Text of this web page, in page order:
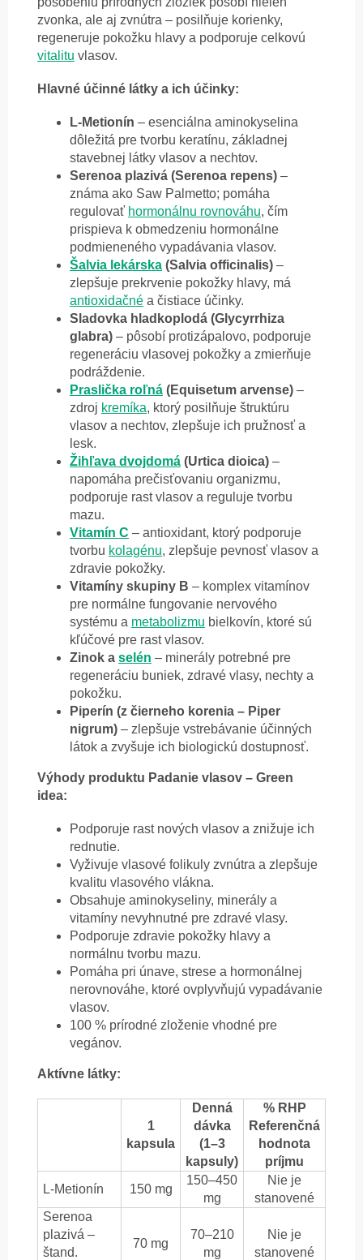
zvonka, ale aj zvnútra – posilňuje korienky,
regeneruje pokožku hlavy a podporuje celkovú
vitalitu vlasov.
Hlavné účinné látky a ich účinky:
L-Metionín – esenciálna aminokyselina
dôležitá pre tvorbu keratínu, základnej
stavebnej látky vlasov a nechtov.
Serenoa plazivá (Serenoa repens) –
známa ako Saw Palmetto; pomáha
regulovať hormonálnu rovnováhu, čím
prispieva k obmedzeniu hormonálne
podmieneného vypadávania vlasov.
Šalvia lekárska (Salvia officinalis) –
zlepšuje prekrvenie pokožky hlavy, má
antioxidačné a čistiace účinky.
Sladovka hladkoplodá (Glycyrrhiza
glabra) – pôsobí protizápalovo, podporuje
regeneráciu vlasovej pokožky a zmierňuje
podráždenie.
Praslička roľná (Equisetum arvense) –
zdroj kremíka, ktorý posilňuje štruktúru
vlasov a nechtov, zlepšuje ich pružnosť a
lesk.
Žihľava dvojdomá (Urtica dioica) –
napomáha prečisťovaniu organizmu,
podporuje rast vlasov a reguluje tvorbu
mazu.
Vitamín C – antioxidant, ktorý podporuje
tvorbu kolagénu, zlepšuje pevnosť vlasov a
zdravie pokožky.
Vitamíny skupiny B – komplex vitamínov
pre normálne fungovanie nervového
systému a metabolizmu bielkovín, ktoré sú
kľúčové pre rast vlasov.
Zinok a selén – minerály potrebné pre
regeneráciu buniek, zdravé vlasy, nechty a
pokožku.
Piperín (z čierneho korenia – Piper
nigrum) – zlepšuje vstrebávanie účinných
látok a zvyšuje ich biologickú dostupnosť.
Výhody produktu Padanie vlasov – Green
idea:
Podporuje rast nových vlasov a znižuje ich
rednutie.
Vyživuje vlasové folikuly zvnútra a zlepšuje
kvalitu vlasového vlákna.
Obsahuje aminokyseliny, minerály a
vitamíny nevyhnutné pre zdravé vlasy.
Podporuje zdravie pokožky hlavy a
normálnu tvorbu mazu.
Pomáha pri únave, strese a hormonálnej
nerovnováhe, ktoré ovplyvňujú vypadávanie
vlasov.
100 % prírodné zloženie vhodné pre
vegánov.
Aktívne látky:
1
kapsula
Denná
dávka
(1–3
kapsuly)
% RHP
Referenčná
hodnota
príjmu
L-Metionín
150 mg
150–450
mg
Nie je
stanovené
Serenoa
plazivá –
štand.
70 mg
70–210
mg
Nie je
stanovené